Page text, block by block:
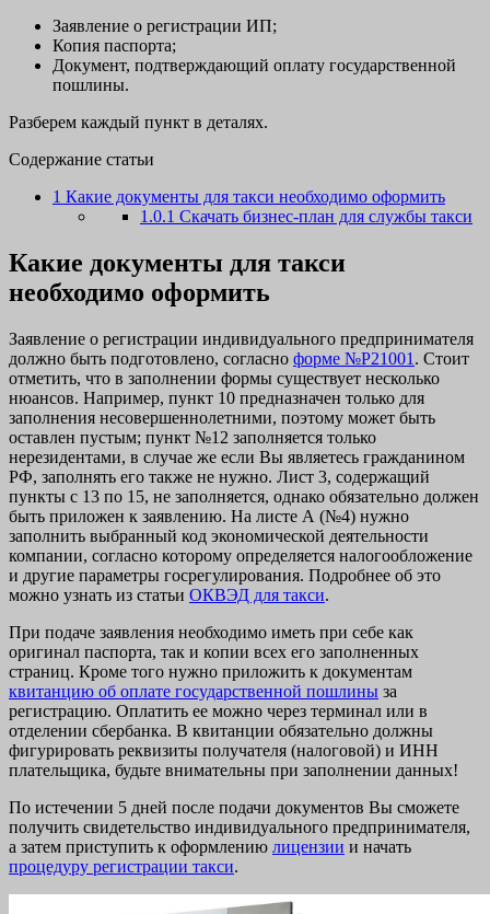
Заявление о регистрации ИП;
Копия паспорта;
Документ, подтверждающий оплату государственной
пошлины.
Разберем каждый пункт в деталях.
Содержание статьи
1 Какие документы для такси необходимо оформить
1.0.1 Скачать бизнес-план для службы такси
Какие документы для такси
необходимо оформить
Заявление о регистрации индивидуального предпринимателя
должно быть подготовлено, согласно форме №Р21001 . Стоит
отметить, что в заполнении формы существует несколько
нюансов. Например, пункт 10 предназначен только для
заполнения несовершеннолетними, поэтому может быть
оставлен пустым; пункт №12 заполняется только
нерезидентами, в случае же если Вы являетесь гражданином
РФ, заполнять его также не нужно. Лист 3, содержащий
пункты с 13 по 15, не заполняется, однако обязательно должен
быть приложен к заявлению. На листе А (№4) нужно
заполнить выбранный код экономической деятельности
компании, согласно которому определяется налогообложение
и другие параметры госрегулирования. Подробнее об это
можно узнать из статьи ОКВЭД для такси.
При подаче заявления необходимо иметь при себе как
оригинал паспорта, так и копии всех его заполненных
страниц. Кроме того нужно приложить к документам
квитанцию об оплате государственной пошлины за
регистрацию. Оплатить ее можно через терминал или в
отделении сбербанка. В квитанции обязательно должны
фигурировать реквизиты получателя (налоговой) и ИНН
плательщика, будьте внимательны при заполнении данных!
По истечении 5 дней после подачи документов Вы сможете
получить свидетельство индивидуального предпринимателя,
а затем приступить к оформлению лицензии и начать
процедуру регистрации такси.